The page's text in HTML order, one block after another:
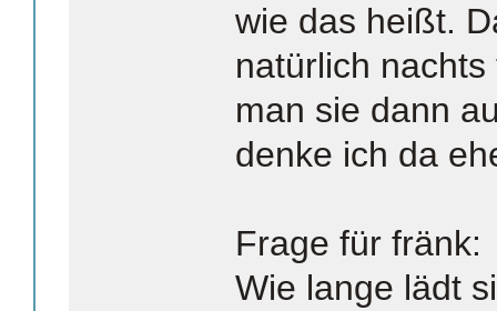
wie das heißt.
natürlich
man sie dann
denke ich da
Frage für fränk:
Wie lange lädt